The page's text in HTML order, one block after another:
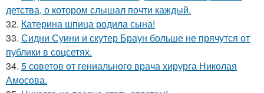
детства, о котором слышал почти каждый.
32. Катерина шпица родила сына!
33. Сидни Суини и скутер Браун больше не прячутся от
публики в соцсетях.
34. 5 советов от гениального врача хирурга Николая
Амосова.